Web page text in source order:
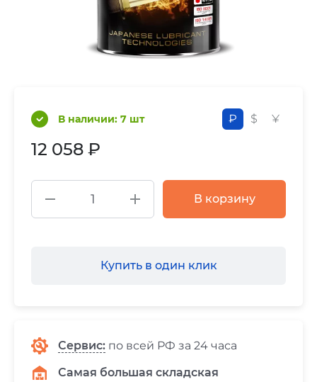
В наличии: 7 шт ₽ $ ¥
12 058 ₽
В корзину
Купить в один клик
Сервис: по всей РФ за 24 часа
Самая большая складская